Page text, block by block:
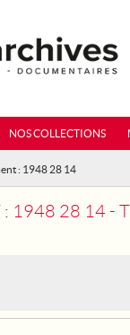
NOS COLLECTIONS
: 1948 28 14
: 1948 28 14 -